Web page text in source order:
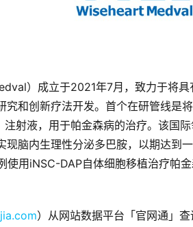
）成立于2021年7月，致力于将
究和创新疗法开发。首个在研管线是
射液，用于帕金森病的治疗。该国
现脑内生理性分泌多巴胺，以期达到
使用iNSC-DAP自体细胞移植治疗帕
）从网站数据平台「官网通」